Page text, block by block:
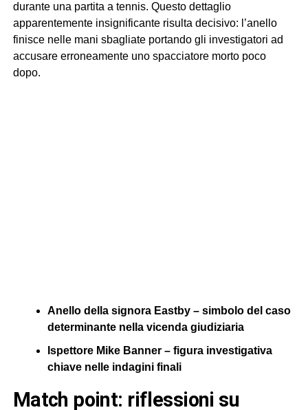
durante una partita a tennis. Questo dettaglio
apparentemente insignificante risulta decisivo: l’anello
finisce nelle mani sbagliate portando gli investigatori ad
accusare erroneamente uno spacciatore morto poco
dopo.
Anello della signora Eastby – simbolo del caso
determinante nella vicenda giudiziaria
Ispettore Mike Banner – figura investigativa
chiave nelle indagini finali
match point: riflessioni su